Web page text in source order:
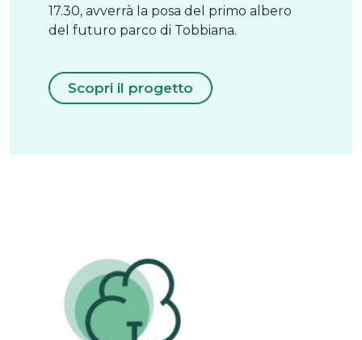
17.30, avverrà la posa del primo albero
del futuro parco di Tobbiana.
Scopri il progetto